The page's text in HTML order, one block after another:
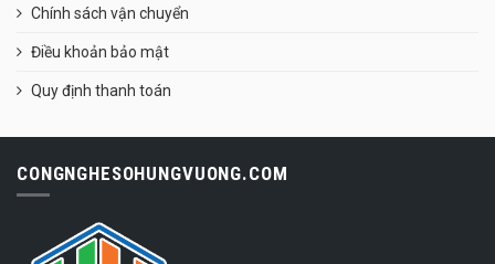
Chính sách vận chuyển
Điều khoản bảo mật
Quy định thanh toán
CONGNGHESOHUNGVUONG.COM